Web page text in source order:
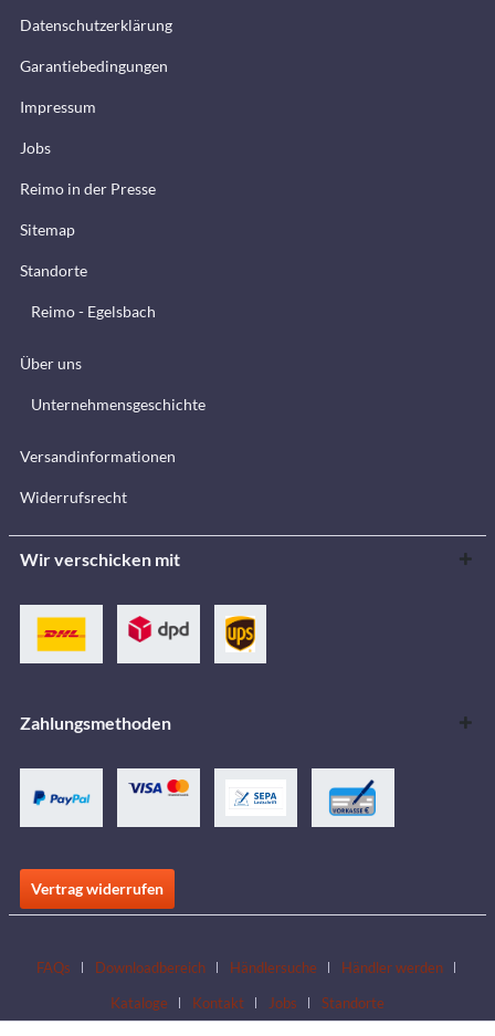
Datenschutzerklärung
Garantiebedingungen
Impressum
Jobs
Reimo in der Presse
Sitemap
Standorte
Reimo - Egelsbach
Über uns
Unternehmensgeschichte
Versandinformationen
Widerrufsrecht
Wir verschicken mit
Zahlungsmethoden
Vertrag widerrufen
FAQs Downloadbereich Händlersuche
Händler werden
Kataloge
Kontakt Jobs Standorte